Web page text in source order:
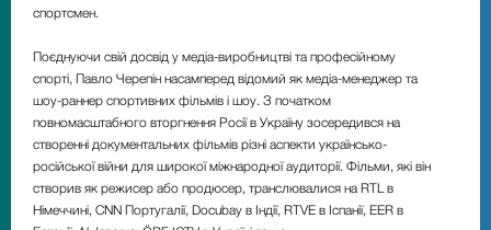
спортсмен.
Поєднуючи свій досвід у медіа-виробництві та професійному
спорті, Павло Черепін насамперед відомий як медіа-менеджер та
шоу-раннер спортивних фільмів і шоу. З початком
повномасштабного вторгнення Росії в Україну зосередився на
створенні документальних фільмів різні аспекти українсько-
російської війни для широкої міжнародної аудиторії. Фільми, які він
створив як режисер або продюсер, транслювалися на RTL в
Німеччині, CNN Португалії, Docubay в Індії, RTVE в Іспанії, EER в